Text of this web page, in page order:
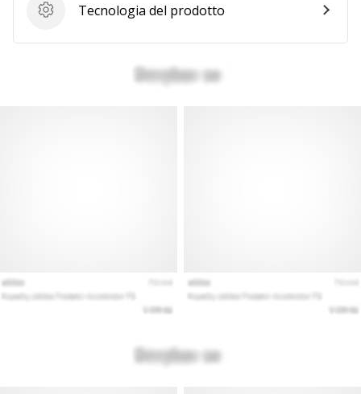
Tecnologia del prodotto
Tecnologia del prodotto